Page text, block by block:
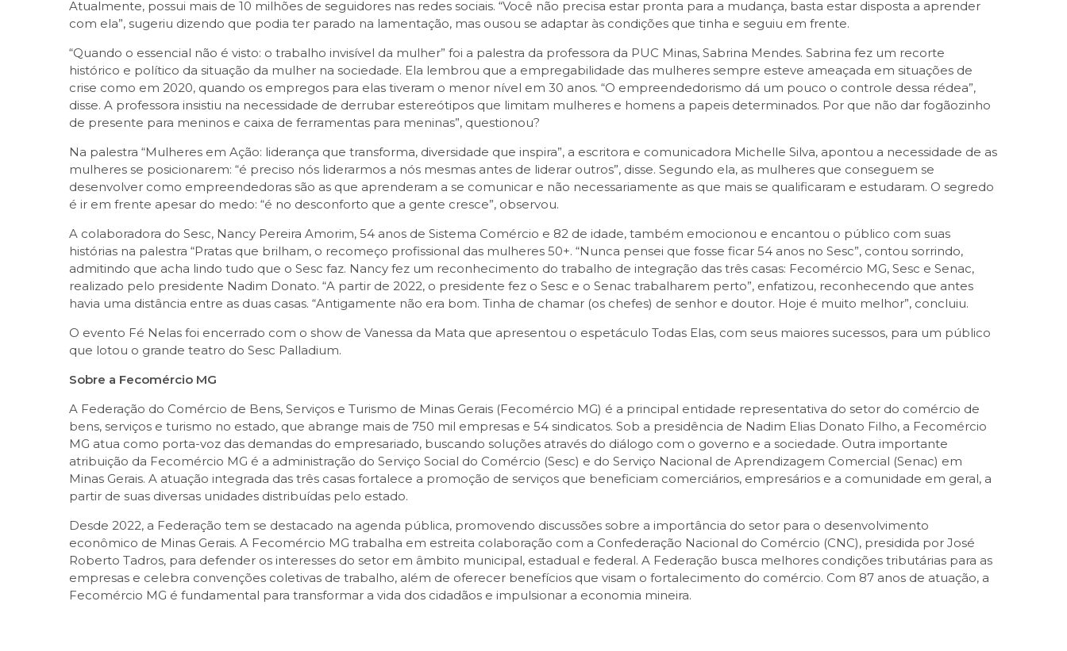
Atualmente, possui mais de 10 milhões de seguidores nas redes sociais. “Você não precisa estar pronta para a mudança, basta estar disposta a aprender
com ela”, sugeriu dizendo que podia ter parado na lamentação, mas ousou se adaptar às condições que tinha e seguiu em frente.
“Quando o essencial não é visto: o trabalho invisível da mulher” foi a palestra da professora da PUC Minas, Sabrina Mendes. Sabrina fez um recorte
histórico e político da situação da mulher na sociedade. Ela lembrou que a empregabilidade das mulheres sempre esteve ameaçada em situações de
crise como em 2020, quando os empregos para elas tiveram o menor nível em 30 anos. “O empreendedorismo dá um pouco o controle dessa rédea”,
disse. A professora insistiu na necessidade de derrubar estereótipos que limitam mulheres e homens a papeis determinados. Por que não dar fogãozinho
de presente para meninos e caixa de ferramentas para meninas”, questionou?
Na palestra “Mulheres em Ação: liderança que transforma, diversidade que inspira”, a escritora e comunicadora Michelle Silva, apontou a necessidade de as
mulheres se posicionarem: “é preciso nós liderarmos a nós mesmas antes de liderar outros”, disse. Segundo ela, as mulheres que conseguem se
desenvolver como empreendedoras são as que aprenderam a se comunicar e não necessariamente as que mais se qualificaram e estudaram. O segredo
é ir em frente apesar do medo: “é no desconforto que a gente cresce”, observou.
A colaboradora do Sesc, Nancy Pereira Amorim, 54 anos de Sistema Comércio e 82 de idade, também emocionou e encantou o público com suas
histórias na palestra “Pratas que brilham, o recomeço profissional das mulheres 50+. “Nunca pensei que fosse ficar 54 anos no Sesc”, contou sorrindo,
admitindo que acha lindo tudo que o Sesc faz. Nancy fez um reconhecimento do trabalho de integração das três casas: Fecomércio MG, Sesc e Senac,
realizado pelo presidente Nadim Donato. “A partir de 2022, o presidente fez o Sesc e o Senac trabalharem perto”, enfatizou, reconhecendo que antes
havia uma distância entre as duas casas. “Antigamente não era bom. Tinha de chamar (os chefes) de senhor e doutor. Hoje é muito melhor”, concluiu.
O evento Fé Nelas foi encerrado com o show de Vanessa da Mata que apresentou o espetáculo Todas Elas, com seus maiores sucessos, para um público
que lotou o grande teatro do Sesc Palladium.
Sobre a Fecomércio MG
A Federação do Comércio de Bens, Serviços e Turismo de Minas Gerais (Fecomércio MG) é a principal entidade representativa do setor do comércio de
bens, serviços e turismo no estado, que abrange mais de 750 mil empresas e 54 sindicatos. Sob a presidência de Nadim Elias Donato Filho, a Fecomércio
MG atua como porta-voz das demandas do empresariado, buscando soluções através do diálogo com o governo e a sociedade. Outra importante
atribuição da Fecomércio MG é a administração do Serviço Social do Comércio (Sesc) e do Serviço Nacional de Aprendizagem Comercial (Senac) em
Minas Gerais. A atuação integrada das três casas fortalece a promoção de serviços que beneficiam comerciários, empresários e a comunidade em geral, a
partir de suas diversas unidades distribuídas pelo estado.
Desde 2022, a Federação tem se destacado na agenda pública, promovendo discussões sobre a importância do setor para o desenvolvimento
econômico de Minas Gerais. A Fecomércio MG trabalha em estreita colaboração com a Confederação Nacional do Comércio (CNC), presidida por José
Roberto Tadros, para defender os interesses do setor em âmbito municipal, estadual e federal. A Federação busca melhores condições tributárias para as
empresas e celebra convenções coletivas de trabalho, além de oferecer benefícios que visam o fortalecimento do comércio. Com 87 anos de atuação, a
Fecomércio MG é fundamental para transformar a vida dos cidadãos e impulsionar a economia mineira.